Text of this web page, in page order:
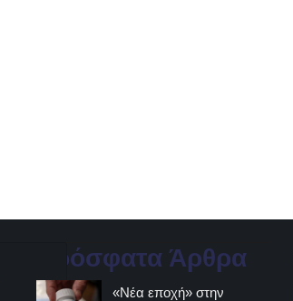
Πρόσφατα Άρθρα
«Νέα εποχή» στην